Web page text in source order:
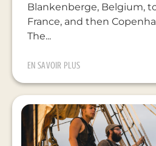
Blankenberge, Belgium,
France, and then
The...
EN SAVOIR PLUS